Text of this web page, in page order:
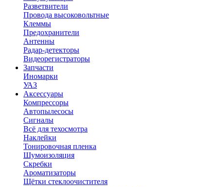
Разветвители
Провода высоковольтные
Клеммы
Предохранители
Антенны
Радар-детекторы
Видеорегистраторы
Запчасти
Иномарки
УАЗ
Аксесcуары
Компрессоры
Автопылесосы
Сигналы
Всё для техосмотра
Наклейки
Тонировочная пленка
Шумоизоляция
Скребки
Ароматизаторы
Щётки стеклоочистителя